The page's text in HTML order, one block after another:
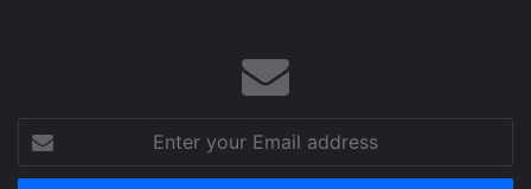
your
Email